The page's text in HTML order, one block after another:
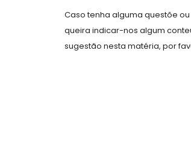
Caso tenha alguma questõe
queira indicar-nos algum
sugestão nesta matéria, por